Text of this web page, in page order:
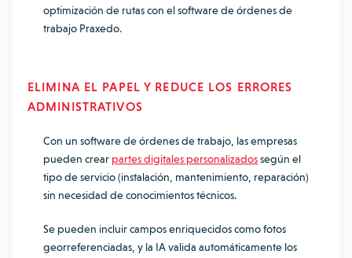
optimización de rutas con el software de órdenes de
trabajo Praxedo.
ELIMINA EL PAPEL Y REDUCE LOS ERRORES
ADMINISTRATIVOS
Con un software de órdenes de trabajo, las empresas
pueden crear partes digitales personalizadossegún el
tipo de servicio (instalación, mantenimiento, reparación)
sin necesidad de conocimientos técnicos.
Se pueden incluir campos enriquecidos como fotos
georreferenciadas, y la IA valida automáticamente los